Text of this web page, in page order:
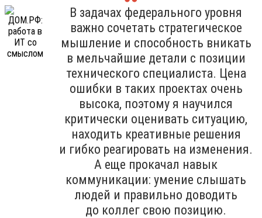
В задачах федерального уровня
важно сочетать стратегическое
мышление и способность вникать
в мельчайшие детали с позиции
технического специалиста. Цена
ошибки в таких проектах очень
высока, поэтому я научился
критически оценивать ситуацию,
находить креативные решения
и гибко реагировать на изменения.
А еще прокачал навык
коммуникации: умение слышать
людей и правильно доводить
до коллег свою позицию.